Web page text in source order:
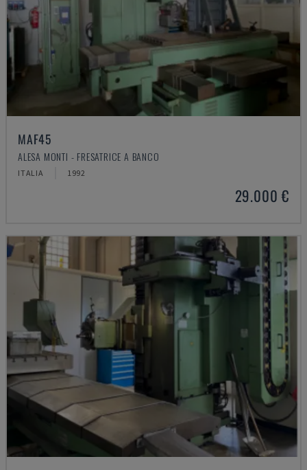
MAF45
ALESA MONTI - FRESATRICE A BANCO
ITALIA 1992
29.000 €